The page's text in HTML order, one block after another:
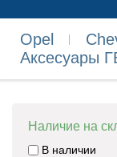
Opel
Аксесуары
Наличие на
В наличии